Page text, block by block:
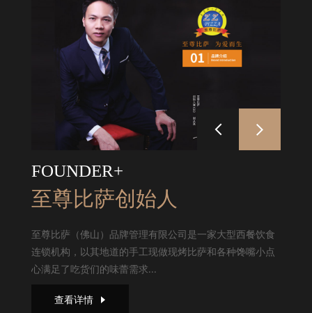
FOUNDER+
至尊比萨创始人
至尊比萨（佛山）品牌管理有限公司是一家大型西餐饮食
连锁机构，以其地道的手工现做现烤比萨和各种馋嘴小点
心满足了吃货们的味蕾需求...
查看详情